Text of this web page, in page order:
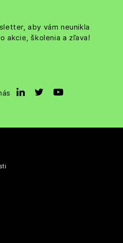
aby vám neunikla
akcie, školenia a zľava!